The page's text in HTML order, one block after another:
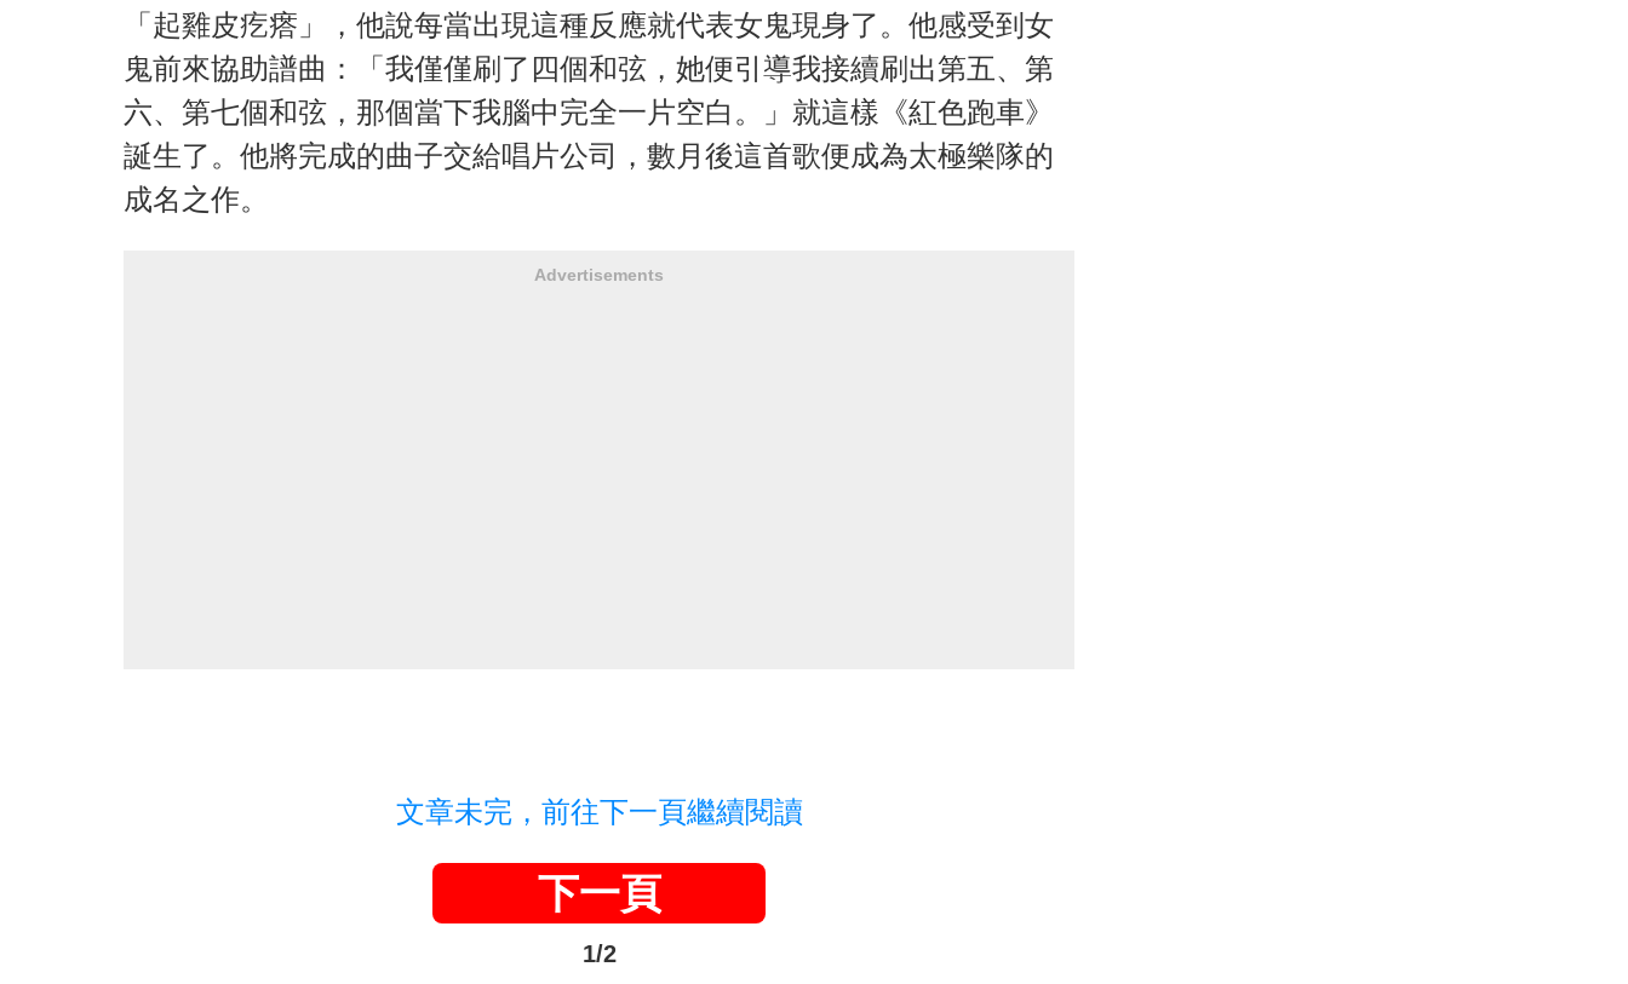
「起雞皮疙瘩」，他說每當出現這種反應就代表女鬼現身了。他感受到女
鬼前來協助譜曲：「我僅僅刷了四個和弦，她便引導我接續刷出第五、第
六、第七個和弦，那個當下我腦中完全一片空白。」就這樣《紅色跑車》
誕生了。他將完成的曲子交給唱片公司，數月後這首歌便成為太極樂隊的
成名之作。
Advertisements
文章未完，前往下一頁繼續閱讀
下一頁
1/2